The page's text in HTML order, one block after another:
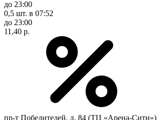
до 23:00
0,5 шт. в 07:52
до 23:00
11,40 р.
пр-т Победителей, д. 84 (ТЦ «Арена-Сити»)